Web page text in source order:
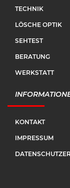
TECHNIK
LÖSCHE OPTIK
SEHTEST
BERATUNG
WERKSTATT
KONTAKT
IMPRESSUM